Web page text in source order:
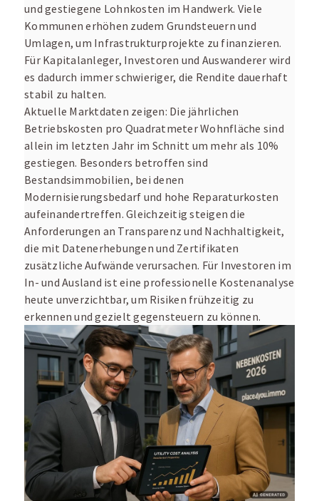
und gestiegene Lohnkosten im Handwerk. Viele
Kommunen erhöhen zudem Grundsteuern und
Umlagen, um Infrastrukturprojekte zu finanzieren.
Für Kapitalanleger, Investoren und Auswanderer wird
es dadurch immer schwieriger, die Rendite dauerhaft
stabil zu halten.
Aktuelle Marktdaten zeigen: Die jährlichen
Betriebskosten pro Quadratmeter Wohnfläche sind
allein im letzten Jahr im Schnitt um mehr als 10%
gestiegen. Besonders betroffen sind
Bestandsimmobilien, bei denen
Modernisierungsbedarf und hohe Reparaturkosten
aufeinandertreffen. Gleichzeitig steigen die
Anforderungen an Transparenz und Nachhaltigkeit,
die mit Datenerhebungen und Zertifikaten
zusätzliche Aufwände verursachen. Für Investoren im
In- und Ausland ist eine professionelle Kostenanalyse
heute unverzichtbar, um Risiken frühzeitig zu
erkennen und gezielt gegensteuern zu können.